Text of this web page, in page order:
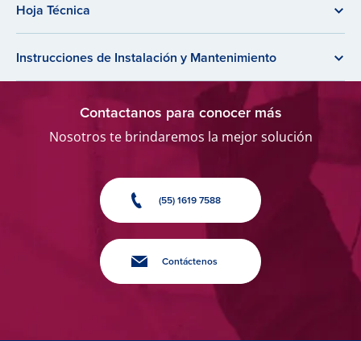
Hoja Técnica
Instrucciones de Instalación y Mantenimiento
Contactanos para conocer más
Nosotros te brindaremos la mejor solución
(55) 1619 7588
Contáctenos